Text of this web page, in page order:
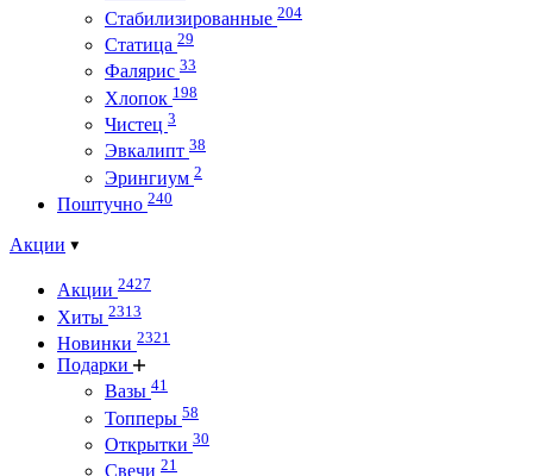
Стабилизированные 204
Статица 29
Фалярис 33
Хлопок 198
Чистец 3
Эвкалипт 38
Эрингиум 2
Поштучно 240
Акции
Акции 2427
Хиты 2313
Новинки 2321
Подарки
Вазы 41
Топперы 58
Открытки 30
Свечи 21